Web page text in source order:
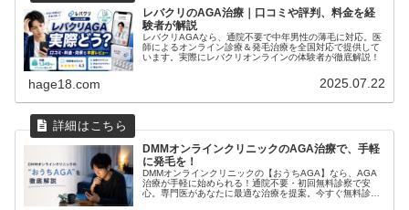
レバクリのAGA治療｜口コミや評判、料金を経
験者が解説
レバクリAGAなら、通院不要で中年男性の薄毛に対応。医
師によるオンライン診療＆発毛治療を全国対応で提供して
います。実際にレバクリオンラインの体験者が徹底解説！
hage18.com 2025.07.22
DMMオンラインクリニックのAGA治療で、手軽
に発毛を！
DMMオンラインクリニックの【おうちAGA】なら、AGA
治療が手軽に始められる！通院不要・初回無料診察で安
心。専門医があなたに最適な治療を提案。今すぐ無料診察